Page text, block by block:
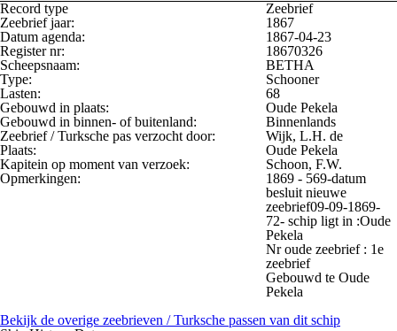
Record type
Zeebrief
Zeebrief jaar:
1867
Datum agenda:
1867-04-23
Register nr:
18670326
Scheepsnaam:
BETHA
Type:
Schooner
Lasten:
68
Gebouwd in plaats:
Oude Pekela
Gebouwd in binnen- of buitenland:
Binnenlands
Zeebrief / Turksche pas verzocht door:
Wijk, L.H. de
Plaats:
Oude Pekela
Kapitein op moment van verzoek:
Schoon, F.W.
Opmerkingen:
1869 - 569-datum
besluit nieuwe
zeebrief09-09-1869-
72- schip ligt in :Oude
Pekela
Nr oude zeebrief : 1e
zeebrief
Gebouwd te Oude
Pekela
Bekijk de overige zeebrieven / Turksche passen van dit schip